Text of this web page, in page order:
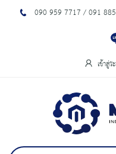
090 959 7717 / 091
เข้าสู่